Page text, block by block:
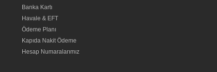
Banka Kartı
Havale & EFT
Ödeme Planı
Kapıda Nakit Ödeme
Hesap Numaralarımız